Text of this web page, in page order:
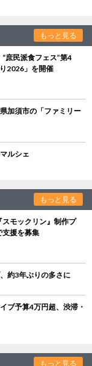
もっと見る
庶民派食フェス”第4
2026」を開催
加須市の「ファミリー
ルシェ
もっと見る
モックリン』制作プ
援を募集
約3年ぶりの多さに
ブ予算4万円超、渋滞・
もっと見る